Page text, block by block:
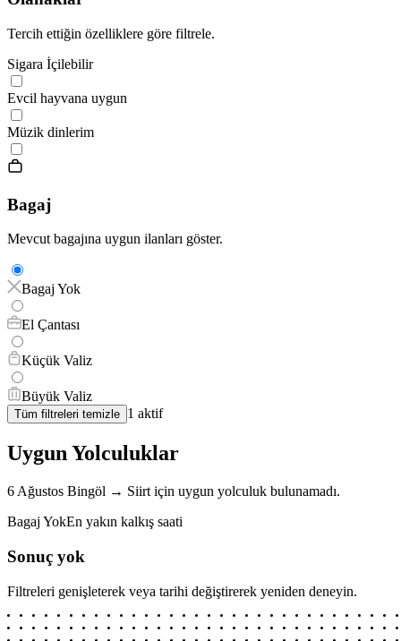
Tercih ettiğin özelliklere göre filtrele.
Sigara İçilebilir
Evcil hayvana uygun
Müzik dinlerim
Bagaj
Mevcut bagajına uygun ilanları göster.
Bagaj Yok
El Çantası
Küçük Valiz
Büyük Valiz
Tüm filtreleri temizle 1 aktif
Uygun Yolculuklar
6 Ağustos Bingöl → Siirt için uygun yolculuk bulunamadı.
Bagaj YokEn yakın kalkış saati
Sonuç yok
Filtreleri genişleterek veya tarihi değiştirerek yeniden deneyin.